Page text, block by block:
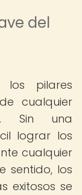
del
pilares
cualquier
Sin una
lograr los
cualquier
sentido, los
exitosos se